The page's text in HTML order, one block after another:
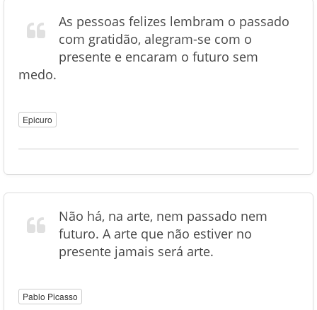
As pessoas felizes lembram o passado
com gratidão, alegram-se com o
presente e encaram o futuro sem
medo.
Epicuro
Não há, na arte, nem passado nem
futuro. A arte que não estiver no
presente jamais será arte.
Pablo Picasso